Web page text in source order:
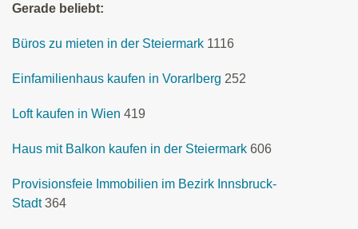
Gerade beliebt:
Büros zu mieten in der Steiermark 1116
Einfamilienhaus kaufen in Vorarlberg 252
Loft kaufen in Wien 419
Haus mit Balkon kaufen in der Steiermark 606
Provisionsfeie Immobilien im Bezirk Innsbruck-
Stadt 364